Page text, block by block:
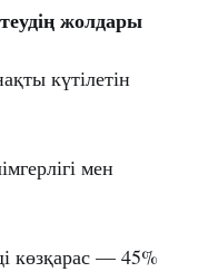
жолдары
күтілетін
мен
көзқарас — 45%